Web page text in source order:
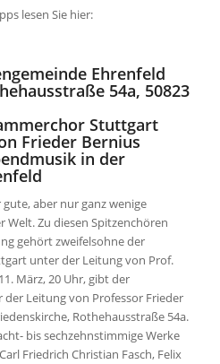
lesen Sie hier:
Ehrenfeld
54a, 50823
Stuttgart
Frieder Bernius
in der
aber nur ganz wenige
Welt. Zu diesen Spitzenchören
gehört zweifelsohne der
unter der Leitung von Prof.
März, 20 Uhr, gibt der
Leitung von Professor Frieder
Rothehausstraße 54a.
bis sechzehnstimmige Werke
Friedrich Christian Fasch, Felix